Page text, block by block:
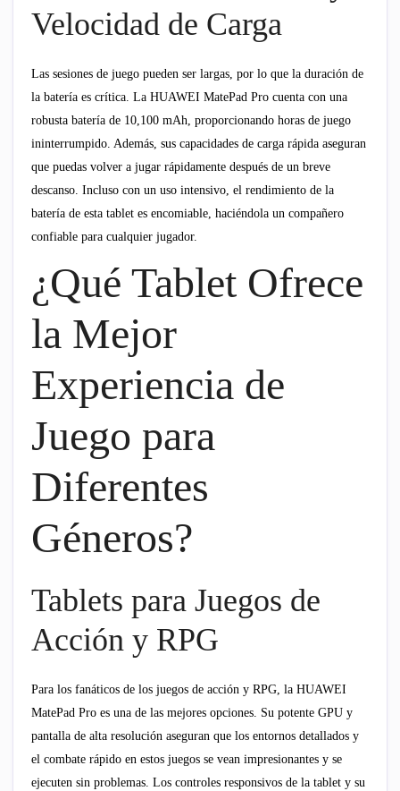
Velocidad de Carga
Las sesiones de juego pueden ser largas, por lo que la duración de
la batería es crítica. La HUAWEI MatePad Pro cuenta con una
robusta batería de 10,100 mAh, proporcionando horas de juego
ininterrumpido. Además, sus capacidades de carga rápida aseguran
que puedas volver a jugar rápidamente después de un breve
descanso. Incluso con un uso intensivo, el rendimiento de la
batería de esta tablet es encomiable, haciéndola un compañero
confiable para cualquier jugador.
¿Qué Tablet Ofrece
la Mejor
Experiencia de
Juego para
Diferentes
Géneros?
Tablets para Juegos de
Acción y RPG
Para los fanáticos de los juegos de acción y RPG, la HUAWEI
MatePad Pro es una de las mejores opciones. Su potente GPU y
pantalla de alta resolución aseguran que los entornos detallados y
el combate rápido en estos juegos se vean impresionantes y se
ejecuten sin problemas. Los controles responsivos de la tablet y su